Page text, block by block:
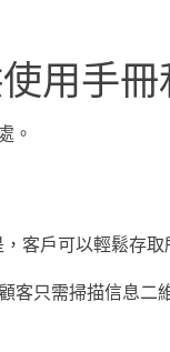
用手
。
客戶可以輕鬆存取
客只需掃描信息二